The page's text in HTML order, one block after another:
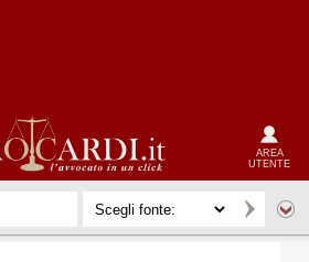
AREA
UTENTE